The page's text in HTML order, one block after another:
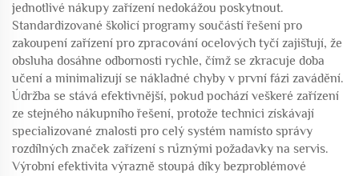
jednotlivé nákupy zařízení nedokážou poskytnout.
Standardizované školicí programy součástí řešení pro
zakoupení zařízení pro zpracování ocelových tyčí zajišťují, že
obsluha dosáhne odbornosti rychle, čímž se zkracuje doba
učení a minimalizují se nákladné chyby v první fázi zavádění.
Údržba se stává efektivnější, pokud pochází veškeré zařízení
ze stejného nákupního řešení, protože technici získávají
specializované znalosti pro celý systém namísto správy
rozdílných značek zařízení s různými požadavky na servis.
Výrobní efektivita výrazně stoupá díky bezproblémové